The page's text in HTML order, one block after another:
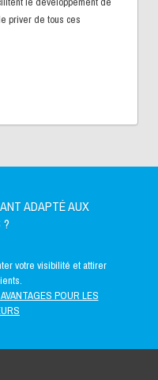
priver de tous ces
ADAPTÉ AUX
?
votre visibilité et attirer
POUR LES